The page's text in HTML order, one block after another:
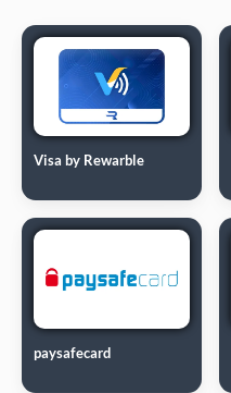
Visa by Rewarble
paysafecard